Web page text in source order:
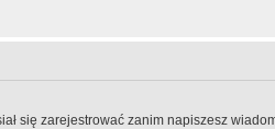
się zarejestrować zanim napiszesz